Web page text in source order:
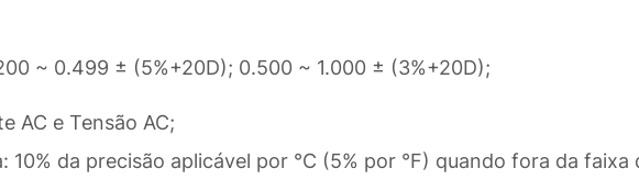
~ 0.499 ± (5%+20D); 0.500 ~ 1.000 ± (3%+20D);
AC e Tensão AC;
da precisão aplicável por °C (5% por °F) quando fora da faixa